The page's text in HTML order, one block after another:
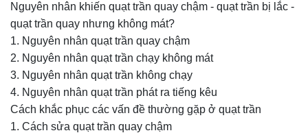
Nguyên nhân khiến quạt trần quay chậm - quạt trần bị lắc -
quạt trần quay nhưng không mát?
1. Nguyên nhân quạt trần quay chậm
2. Nguyên nhân quạt trần chạy không mát
3. Nguyên nhân quạt trần không chạy
4. Nguyên nhân quạt trần phát ra tiếng kêu
Cách khắc phục các vấn đề thường gặp ở quạt trần
1. Cách sửa quạt trần quay chậm